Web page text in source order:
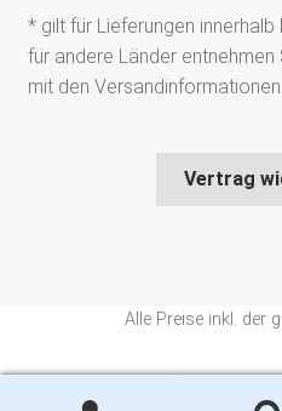
* gilt für Lieferungen
für andere Länder
mit den Versandinformationen.
Vertrag
Alle Preise inkl. der